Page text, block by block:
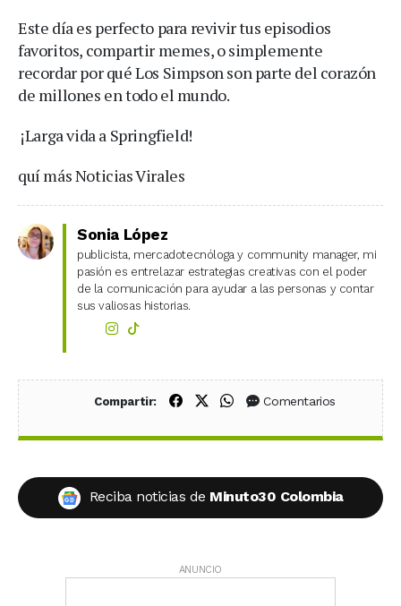
Este día es perfecto para revivir tus episodios
favoritos, compartir memes, o simplemente
recordar por qué Los Simpson son parte del corazón
de millones en todo el mundo.
️ ¡Larga vida a Springfield!
quí más Noticias Virales
Sonia López
publicista, mercadotecnóloga y community manager, mi
pasión es entrelazar estrategias creativas con el poder
de la comunicación para ayudar a las personas y contar
sus valiosas historias.
Compartir: Compartir en Facebook
Compartir en X (Twitter)
Compartir en WhatsApp
Comentarios
Reciba noticias de Minuto30 Colombia
ANUNCIO